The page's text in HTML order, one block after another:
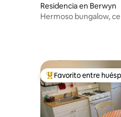
Residencia en Berwyn
Hermoso bungalow,
De los mejores en
Favorito entre